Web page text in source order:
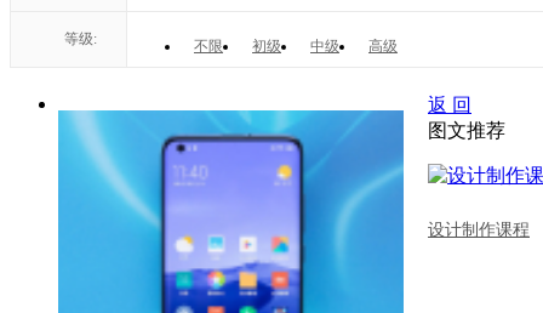
等级: 不限 初级 中级 高级
返 回
图文推荐
设计制作课程